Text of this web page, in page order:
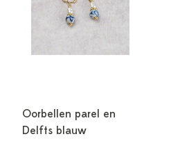
Oorbellen parel en
Delfts blauw